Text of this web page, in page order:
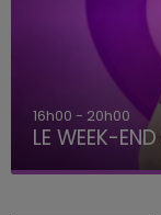
16h00 - 20h00
LE WEEK-